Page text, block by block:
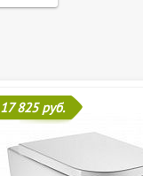
17 825 руб.